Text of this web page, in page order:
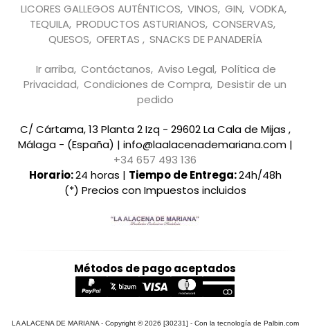
LICORES GALLEGOS AUTÉNTICOS VINOS GIN VODKA
TEQUILA PRODUCTOS ASTURIANOS CONSERVAS
QUESOS OFERTAS SNACKS DE PANADERÍA
Ir arriba Contáctanos Aviso Legal Política de
Privacidad Condiciones de Compra Desistir de un
pedido
C/ Cártama, 13 Planta 2 Izq - 29602 La Cala de Mijas ,
Málaga - (España) | info@laalacenademariana.com |
+34 657 493 136
Horario:24 horas | Tiempo de Entrega:24h/48h
(*) Precios con Impuestos incluidos
Métodos de pago aceptados
LA ALACENA DE MARIANA- Copyright © 2026 [30231] - Con la tecnología de Palbin.com